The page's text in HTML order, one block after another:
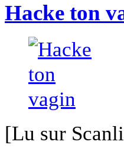
Hacke ton
[Lu sur